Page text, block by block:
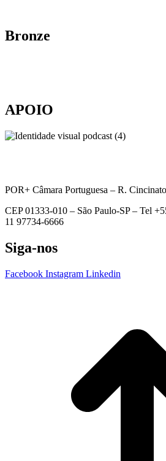
Bronze
APOIO
POR+ Câmara Portuguesa – R.
CEP 01333-010 – São Paulo-SP – Tel
11 97734-6666
Siga-nos
Facebook Instagram Linkedin